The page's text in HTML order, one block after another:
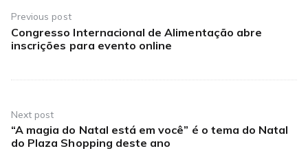
de
Post
Previous post
Previous
post:
Congresso Internacional de Alimentação abre
inscrições para evento online
Next post
Next
post:
“A magia do Natal está em você” é o tema do Natal
do Plaza Shopping deste ano